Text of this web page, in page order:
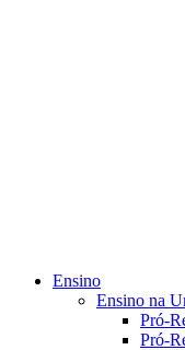
Ensino
Ensino na
Pró-
Pró-